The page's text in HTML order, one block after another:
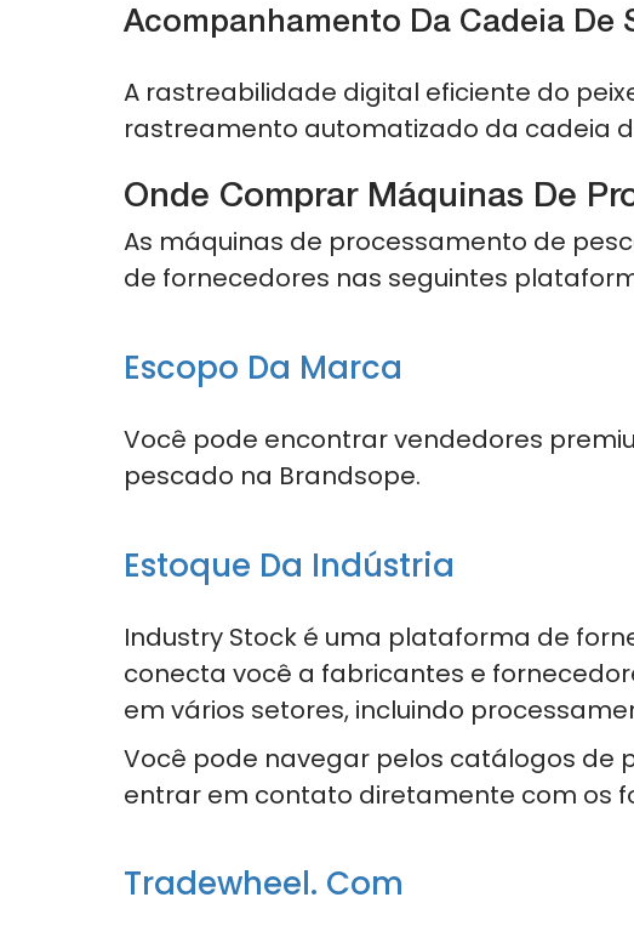
Acompanhamento Da Cadeia De
A rastreabilidade digital eficiente do
rastreamento automatizado da cadeia
Onde Comprar Máquinas De
As máquinas de processamento de
de fornecedores nas seguintes
Escopo Da Marca
Você pode encontrar vendedores
pescado na Brandsope.
Estoque Da Indústria
Industry Stock é uma plataforma de
conecta você a fabricantes e
em vários setores, incluindo
Você pode navegar pelos catálogos de
entrar em contato diretamente com os
Tradewheel. Com